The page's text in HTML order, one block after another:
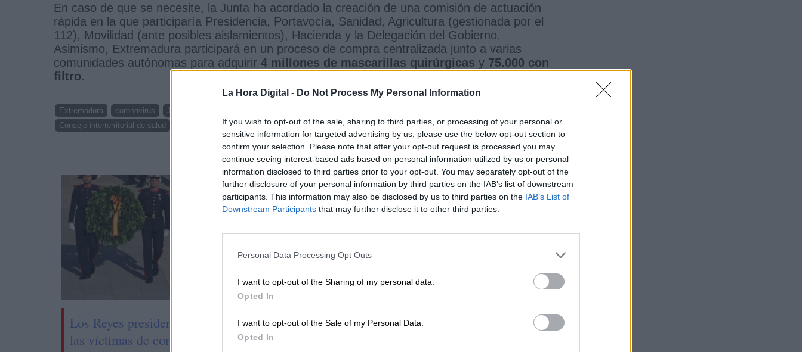
La Hora Digital - Do Not Process My Personal Information
If you wish to opt-out of the sale, sharing to third parties, or processing of your personal or
sensitive information for targeted advertising by us, please use the below opt-out section to
confirm your selection. Please note that after your opt-out request is processed you may
continue seeing interest-based ads based on personal information utilized by us or personal
information disclosed to third parties prior to your opt-out. You may separately opt-out of the
further disclosure of your personal information by third parties on the IAB’s list of downstream
participants. This information may also be disclosed by us to third parties on the IAB’s List of
Downstream Participants that may further disclose it to other third parties.
Personal Data Processing Opt Outs
I want to opt-out of the Sharing of my personal data.
Opted In
I want to opt-out of the Sale of my Personal Data.
Opted In
En caso de que se necesite, la Junta ha acordado la creación de una comisión de actuación
rápida en la que participaría Presidencia, Portavocía, Sanidad, Agricultura (gestionada por el
112), Movilidad (ante posibles aislamientos), Hacienda y la Delegación del Gobierno.
Asimismo, Extremadura participará en un proceso de compra centralizada junto a varias
comunidades autónomas para adquirir 4 millones de mascarillas quirúrgicas y 75.000 con
filtro.
Extremadura coronavirus José María Vergeles
Consejo interterritorial de salud
NOTICIAS RELACIONADAS
Los Reyes presiden el tercer homenaje a
las víctimas de coronavirus
La OMS informa de más de 420 casos